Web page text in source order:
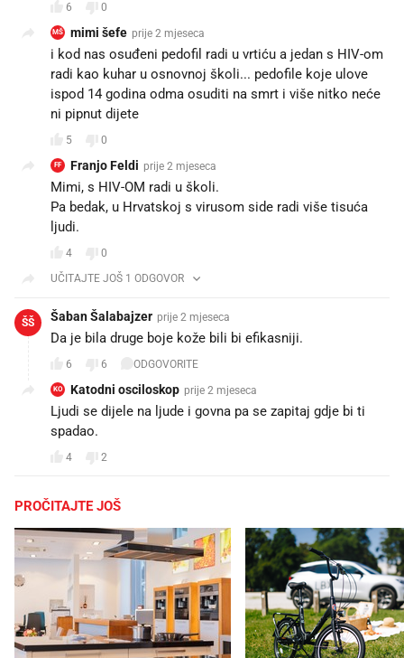
6 0
MŠ mimi šefe prije 2 mjeseca
i kod nas osuđeni pedofil radi u vrtiću a jedan s HIV-om
radi kao kuhar u osnovnoj školi... pedofile koje ulove
ispod 14 godina odma osuditi na smrt i više nitko neće
ni pipnut dijete
5 0
FF Franjo Feldi prije 2 mjeseca
Mimi, s HIV-OM radi u školi. 😐
Pa bedak, u Hrvatskoj s virusom side radi više tisuća
ljudi.
4
0
UČITAJTE JOŠ 1 ODGOVOR
ŠŠ Šaban Šalabajzer prije 2 mjeseca
Da je bila druge boje kože bili bi efikasniji.
6 6 ODGOVORITE
KO Katodni osciloskop prije 2 mjeseca
Ljudi se dijele na ljude i govna pa se zapitaj gdje bi ti
spadao.
4 2
PROČITAJTE JOŠ